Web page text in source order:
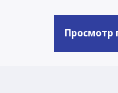
Просмотр